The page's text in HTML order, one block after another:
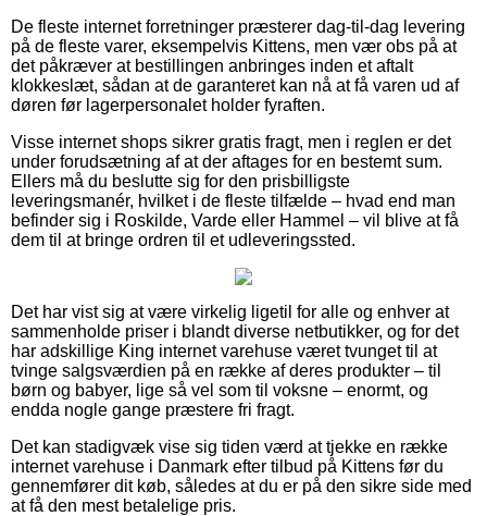
De fleste internet forretninger præsterer dag-til-dag levering
på de fleste varer, eksempelvis Kittens, men vær obs på at
det påkræver at bestillingen anbringes inden et aftalt
klokkeslæt, sådan at de garanteret kan nå at få varen ud af
døren før lagerpersonalet holder fyraften.
Visse internet shops sikrer gratis fragt, men i reglen er det
under forudsætning af at der aftages for en bestemt sum.
Ellers må du beslutte sig for den prisbilligste
leveringsmanér, hvilket i de fleste tilfælde – hvad end man
befinder sig i Roskilde, Varde eller Hammel – vil blive at få
dem til at bringe ordren til et udleveringssted.
Det har vist sig at være virkelig ligetil for alle og enhver at
sammenholde priser i blandt diverse netbutikker, og for det
har adskillige King internet varehuse været tvunget til at
tvinge salgsværdien på en række af deres produkter – til
børn og babyer, lige så vel som til voksne – enormt, og
endda nogle gange præstere fri fragt.
Det kan stadigvæk vise sig tiden værd at tjekke en række
internet varehuse i Danmark efter tilbud på Kittens før du
gennemfører dit køb, således at du er på den sikre side med
at få den mest betalelige pris.